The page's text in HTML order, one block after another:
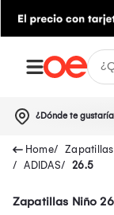
¿Dónde te
Zapatillas
ADIDAS
26.5
Zapatillas Niño